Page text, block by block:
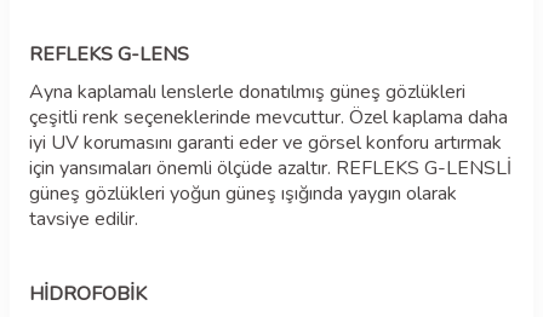
REFLEKS G-LENS
Ayna kaplamalı lenslerle donatılmış güneş gözlükleri
çeşitli renk seçeneklerinde mevcuttur. Özel kaplama daha
iyi UV korumasını garanti eder ve görsel konforu artırmak
için yansımaları önemli ölçüde azaltır. REFLEKS G-LENSLİ
güneş gözlükleri yoğun güneş ışığında yaygın olarak
tavsiye edilir.
HİDROFOBİK